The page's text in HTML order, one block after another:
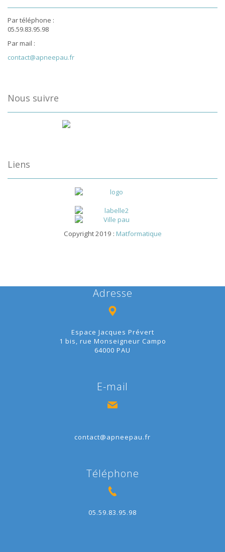
Par téléphone :
05.59.83.95.98
Par mail :
contact@apneepau.fr
Nous suivre
Liens
Copyright 2019 : Matformatique
Adresse
Espace Jacques Prévert
1 bis, rue Monseigneur Campo
64000 PAU
E-mail
contact@apneepau.fr
Téléphone
05.59.83.95.98